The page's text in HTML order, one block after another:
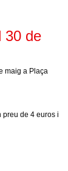
30 de
maig a Plaça
preu de 4 euros i